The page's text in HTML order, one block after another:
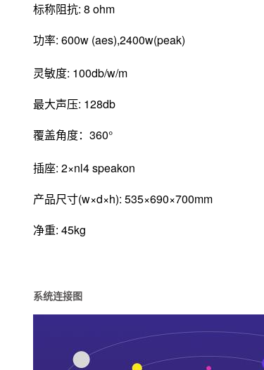
标称阻抗: 8 ohm
功率: 600w (aes),2400w(peak)
灵敏度: 100db/w/m
最大声压: 128db
覆盖角度：360°
插座: 2×nl4 speakon
产品尺寸(w×d×h): 535×690×700mm
净重: 45kg
系统连接图